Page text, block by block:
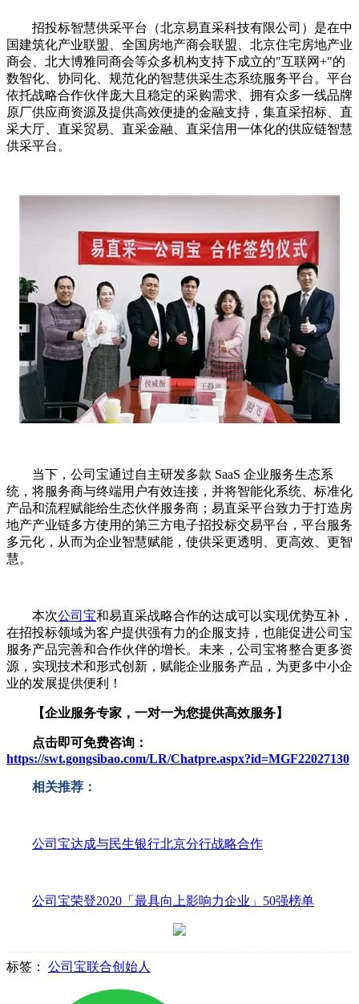
招投标智慧供采平台（北京易直采科技有限公司）是在中
国建筑化产业联盟、全国房地产商会联盟、北京住宅房地产业
商会、北大博雅同商会等众多机构支持下成立的"互联网+"的
数智化、协同化、规范化的智慧供采生态系统服务平台。平台
依托战略合作伙伴庞大且稳定的采购需求、拥有众多一线品牌
原厂供应商资源及提供高效便捷的金融支持，集直采招标、直
采大厅、直采贸易、直采金融、直采信用一体化的供应链智慧
供采平台。
当下，公司宝通过自主研发多款 SaaS 企业服务生态系
统，将服务商与终端用户有效连接，并将智能化系统、标准化
产品和流程赋能给生态伙伴服务商；易直采平台致力于打造房
地产产业链多方使用的第三方电子招投标交易平台，平台服务
多元化，从而为企业智慧赋能，使供采更透明、更高效、更智
慧。
本次公司宝和易直采战略合作的达成可以实现优势互补，
在招投标领域为客户提供强有力的企服支持，也能促进公司宝
服务产品完善和合作伙伴的增长。未来，公司宝将整合更多资
源，实现技术和形式创新，赋能企业服务产品，为更多中小企
业的发展提供便利！
【企业服务专家，一对一为您提供高效服务】
点击即可免费咨询：
https://swt.gongsibao.com/LR/Chatpre.aspx?id=MGF22027130
相关推荐：
公司宝达成与民生银行北京分行战略合作
公司宝荣登2020「最具向上影响力企业」50强榜单
标签： 公司宝联合创始人